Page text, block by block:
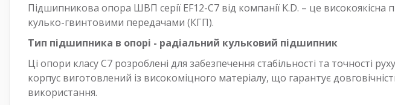
Підшипникова опора ШВП серії EF12-C7 від компанії K.D. – це
кулько-гвинтовими передачами (КГП).
Тип підшипника в опорі - радіальний кульковий підшипник
Ці опори класу С7 розроблені для забезпечення стабільності та точності
корпус виготовлений із високоміцного матеріалу, що гарантує
використання.